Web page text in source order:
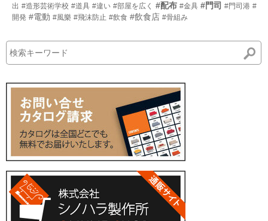
出 #造形芸術学校 #道具 #違い #部屋を広く #配布 #金具 #門司 #門司港 #
開発 #電動 #風樂 #飛沫防止 #飲食 #飲食店 #骨組み